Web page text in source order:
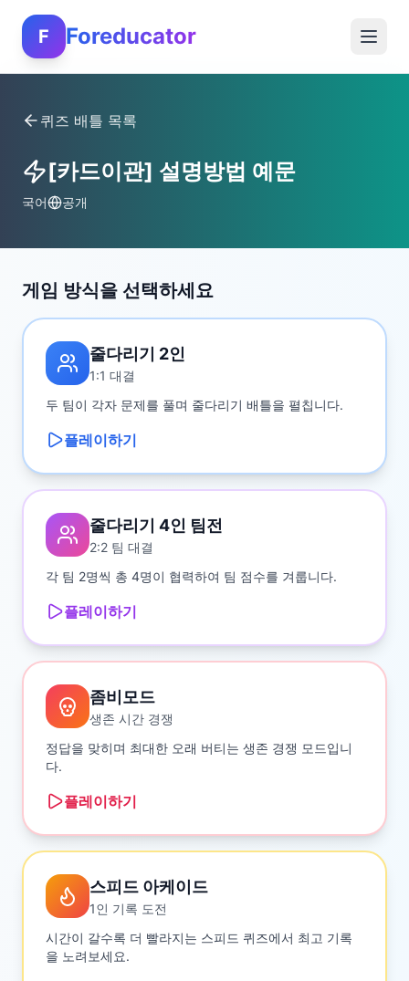
F Foreducator
퀴즈 배틀 목록
[카드이관] 설명방법 예문
국어 공개
게임 방식을 선택하세요
줄다리기 2인
1:1 대결
두 팀이 각자 문제를 풀며 줄다리기 배틀을 펼칩니다.
플레이하기
줄다리기 4인 팀전
2:2 팀 대결
각 팀 2명씩 총 4명이 협력하여 팀 점수를 겨룹니다.
플레이하기
좀비모드
생존 시간 경쟁
정답을 맞히며 최대한 오래 버티는 생존 경쟁 모드입니
다.
플레이하기
스피드 아케이드
1인 기록 도전
시간이 갈수록 더 빨라지는 스피드 퀴즈에서 최고 기록
을 노려보세요.